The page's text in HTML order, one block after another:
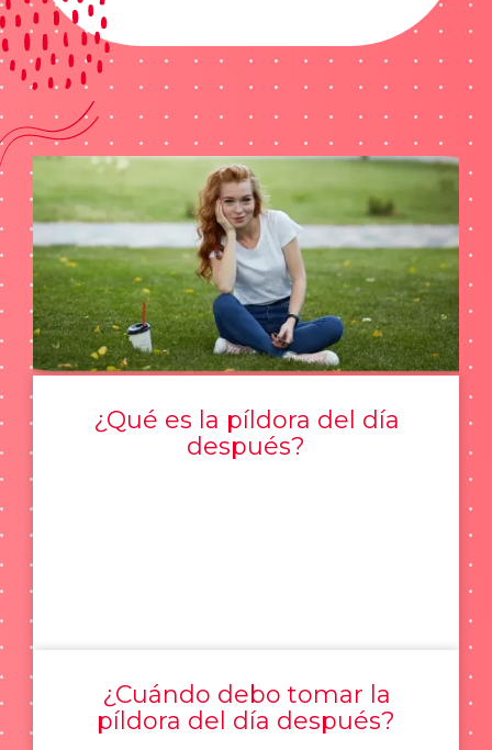
¿Qué es la píldora del día
después?
¿Cuándo debo tomar la
píldora del día después?